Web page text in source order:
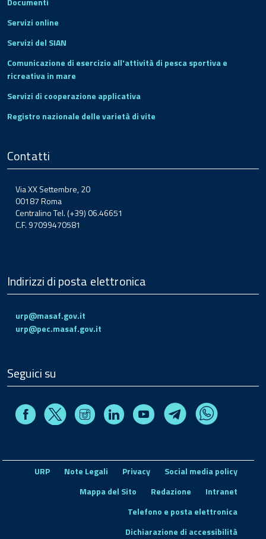
Servizi online
Servizi del SIAN
Comunicazione di esercizio all'attività di pesca sportiva e
ricreativa in mare
Servizi di cooperazione applicativa
Registro nazionale delle varietà di vite
Contatti
Via XX Settembre, 20
00187 Roma
Centralino Tel. (+39) 06.46651
C.F. 97099470581
Indirizzi di posta elettronica
urp@masaf.gov.it
urp@pec.masaf.gov.it
Seguici su
FacebookX InstagramLinkedin Youtube TelegramWhatsapp
URP Note Legali Privacy
Social media policy
Mappa del Sito
Redazione
Intranet
Telefono e posta elettronica
Dichiarazione di accessibilità